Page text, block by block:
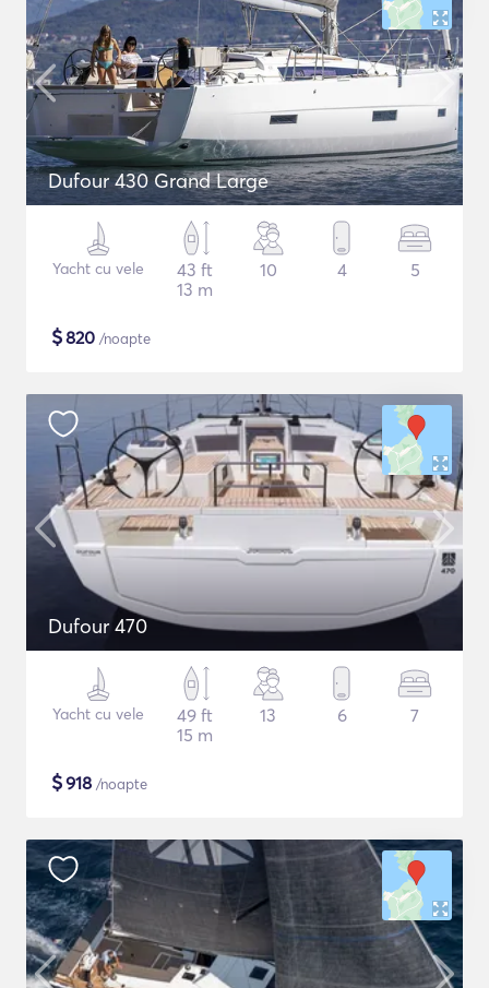
Dufour 430 Grand Large
Yacht cu vele
43 ft
13 m
10 4 5
$820 /noapte
Dufour 470
Yacht cu vele
49 ft
15 m
13 6 7
$918 /noapte